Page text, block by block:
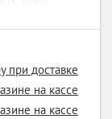
при доставке
на кассе
на кассе